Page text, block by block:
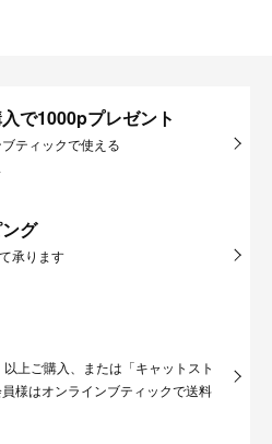
で1000pプレゼント
ティックで使える
グ
承ります
上ご購入、または「キャットスト
様はオンラインブティックで送料